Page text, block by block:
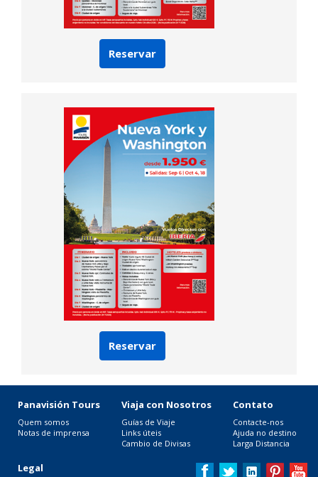
Reservar
Reservar
Panavisión Tours
Quem somos
Notas de imprensa
Viaja con Nosotros
Guías de Viaje
Links úteis
Cambio de Divisas
Contato
Contacte-nos
Ajuda no destino
Larga Distancia
Legal